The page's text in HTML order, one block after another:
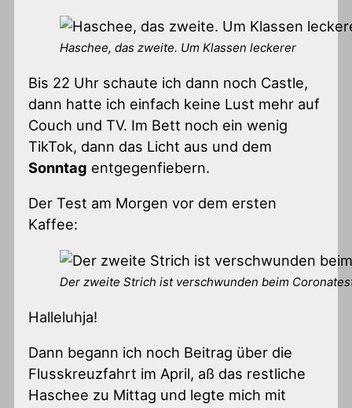
Haschee, das zweite. Um Klassen leckerer
Bis 22 Uhr schaute ich dann noch Castle,
dann hatte ich einfach keine Lust mehr auf
Couch und TV. Im Bett noch ein wenig
TikTok, dann das Licht aus und dem
Sonntag entgegenfiebern.
Der Test am Morgen vor dem ersten
Kaffee:
Der zweite Strich ist verschwunden beim
Halleluhja!
Dann begann ich noch Beitrag über die
Flusskreuzfahrt im April, aß das restliche
Haschee zu Mittag und legte mich mit